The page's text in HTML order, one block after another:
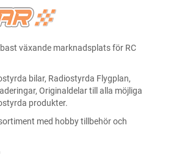
växande marknadsplats för RC
bilar, Radiostyrda Flygplan,
Originaldelar till alla möjliga
produkter.
med hobby tillbehör och